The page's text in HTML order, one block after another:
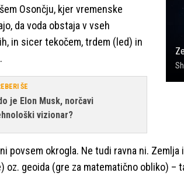
Osončju, kjer vremenske
da voda obstaja v vseh
in sicer tekočem, trdem (led) in
ŠE
je Elon Musk, norčavi
vizionar?
povsem okrogla. Ne tudi ravna ni.
oz. geoida (gre za matematično obliko) –